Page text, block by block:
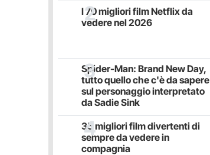
I 70 migliori film Netflix da
vedere nel 2026
Spider-Man: Brand New Day,
tutto quello che c'è da sapere
sul personaggio interpretato
da Sadie Sink
35 migliori film divertenti di
sempre da vedere in
compagnia